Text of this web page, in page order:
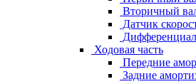
Вторичный
Датчик
Дифференциал
Ходовая часть
Передние
Задние